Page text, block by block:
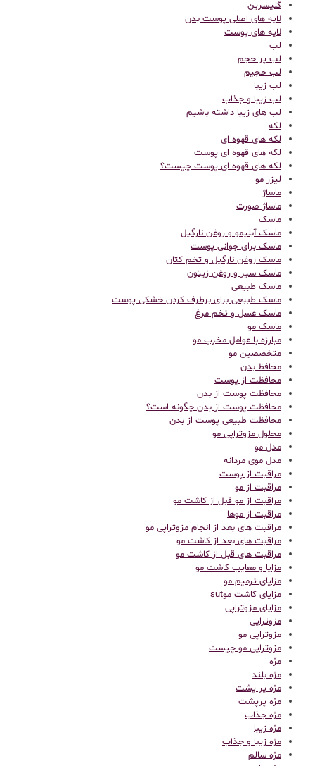
گلیسرین
لایه های اصلی پوست بدن
لایه های پوست
لب
لب پر حجم
لب حجیم
لب زیبا
لب زیبا و جذاب
لب های زیبا داشته باشیم
لکه
لکه های قهوه ای
لکه های قهوه ای پوست
لکه های قهوه ای پوست چیست؟
لیزر مو
ماساژ
ماساژ صورت
ماسک
ماسک آبلیمو و روغن نارگیل
ماسک برای جوانی پوست
ماسک روغن نارگیل و تخم کتان
ماسک سیر و روغن زیتون
ماسک طبیعی
ماسک طبیعی برای برطرف کردن خشکی پوست
ماسک عسل و تخم مرغ
ماسک مو
مبارزه با عوامل مخرب مو
متخصصین مو
محافظ بدن
محافظت از پوست
محافظت پوست از بدن
محافظت پوست از بدن چگونه است؟
محافظت طبیعی پوست از بدن
محلول مزوتراپی مو
مدل مو
مدل موی مردانه
مراقبت از پوست
مراقبت از مو
مراقبت از مو قبل از کاشت مو
مراقبت از موها
مراقبت های بعد از انجام مزوتراپی مو
مراقبت های بعد از کاشت مو
مراقبت های قبل از کاشت مو
مزایا و معایب کاشت مو
مزایای ترمیم مو
مزایای کاشت موsut
مزایای مزوتراپی
مزوتراپی
مزوتراپی مو
مزوتراپی مو چیست
مژه
مژه بلند
مژه پر پشت
مژه پرپشت
مژه جذاب
مژه زیبا
مژه زیبا و جذاب
مژه سالم